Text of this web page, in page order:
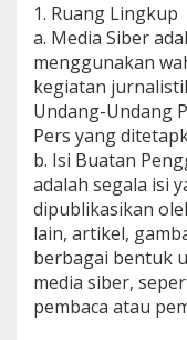
1. Ruang Lingkup
a. Media Siber
menggunakan
kegiatan
Undang-Undang
Pers yang
b. Isi Buatan
adalah segala isi
dipublikasikan
lain, artikel,
berbagai bentuk
media siber,
pembaca atau